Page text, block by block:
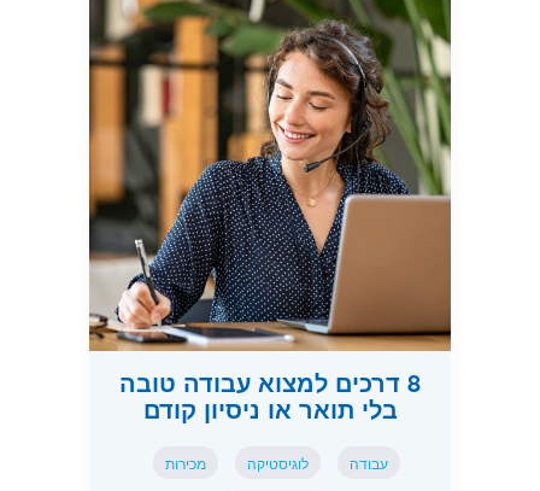
8 דרכים למצוא עבודה טובה
בלי תואר או ניסיון קודם
עבודה לוגיסטיקה מכירות